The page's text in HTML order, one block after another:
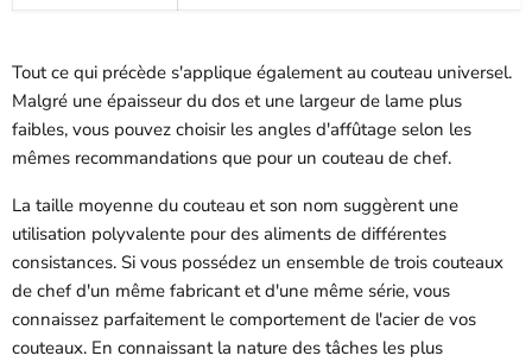
Tout ce qui précède s'applique également au couteau universel.
Malgré une épaisseur du dos et une largeur de lame plus
faibles, vous pouvez choisir les angles d'affûtage selon les
mêmes recommandations que pour un couteau de chef.
La taille moyenne du couteau et son nom suggèrent une
utilisation polyvalente pour des aliments de différentes
consistances. Si vous possédez un ensemble de trois couteaux
de chef d'un même fabricant et d'une même série, vous
connaissez parfaitement le comportement de l'acier de vos
couteaux. En connaissant la nature des tâches les plus